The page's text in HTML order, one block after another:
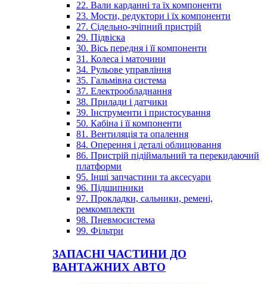
22. Вали карданні та їх компоненти
23. Мости, редуктори і їх компоненти
27. Сідельно-зчіпний пристрій
29. Підвіска
30. Вісь передня і її компоненти
31. Колеса і маточини
34. Рульове управління
35. Гальмівна система
37. Електрообладнання
38. Прилади і датчики
39. Інструменти і пристосування
50. Кабіна і її компоненти
81. Вентиляція та опалення
84. Оперення і деталі облицювання
86. Пристрій підіймальний та перекидаючий
платформи
95. Інші запчастини та аксесуари
96. Підшипники
97. Прокладки, сальники, ремені,
ремкомплекти
98. Пневмосистема
99. Фільтри
ЗАПАСНІ ЧАСТИНИ ДО
ВАНТАЖНИХ АВТО